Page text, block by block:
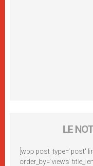
LE
[wpp post_type='post'
order_by='views'